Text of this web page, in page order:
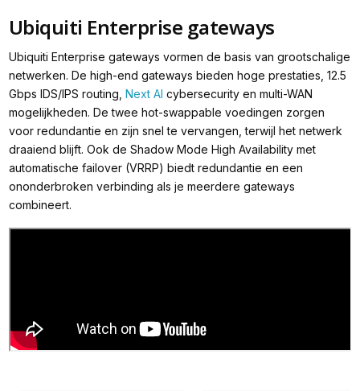
Ubiquiti Enterprise gateways
Ubiquiti Enterprise gateways vormen de basis van grootschalige
netwerken. De high-end gateways bieden hoge prestaties, 12.5
Gbps IDS/IPS routing, Next AI cybersecurity en multi-WAN
mogelijkheden. De twee hot-swappable voedingen zorgen
voor redundantie en zijn snel te vervangen, terwijl het netwerk
draaiend blijft. Ook de Shadow Mode High Availability met
automatische failover (VRRP) biedt redundantie en een
ononderbroken verbinding als je meerdere gateways
combineert.